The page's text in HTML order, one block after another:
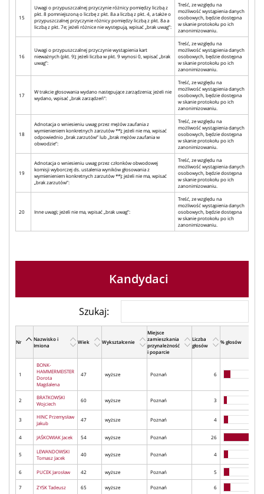
15
Uwagi o przypuszczalnej przyczynie różnicy pomiędzy liczbą z
pkt. 8 pomniejszoną o liczbę z pkt. 8a a liczbą z pkt. 4, a także o
przypuszczalnej przyczynie różnicy pomiędzy liczbą z pkt. 8a a
liczbą z pkt. 7e; jeżeli różnice nie występują, wpisać „brak uwag”:
Treść, ze względu na
możliwość wystąpienia danych
osobowych, będzie dostępna
w skanie protokołu po ich
zanonimizowaniu.
16
Uwagi o przypuszczalnej przyczynie wystąpienia kart
nieważnych (pkt. 9); jeżeli liczba w pkt. 9 wynosi 0, wpisać „brak
uwag”:
Treść, ze względu na
możliwość wystąpienia danych
osobowych, będzie dostępna
w skanie protokołu po ich
zanonimizowaniu.
17
W trakcie głosowania wydano następujące zarządzenia; jeżeli nie
wydano, wpisać „brak zarządzeń”:
Treść, ze względu na
możliwość wystąpienia danych
osobowych, będzie dostępna
w skanie protokołu po ich
zanonimizowaniu.
18
Adnotacja o wniesieniu uwag przez mężów zaufania z
wymienieniem konkretnych zarzutów **); jeżeli nie ma, wpisać
odpowiednio „brak zarzutów” lub „brak mężów zaufania w
obwodzie”:
Treść, ze względu na
możliwość wystąpienia danych
osobowych, będzie dostępna
w skanie protokołu po ich
zanonimizowaniu.
19
Adnotacja o wniesieniu uwag przez członków obwodowej
komisji wyborczej ds. ustalenia wyników głosowania z
wymienieniem konkretnych zarzutów **); jeżeli nie ma, wpisać
„brak zarzutów”:
Treść, ze względu na
możliwość wystąpienia danych
osobowych, będzie dostępna
w skanie protokołu po ich
zanonimizowaniu.
20 Inne uwagi; jeżeli nie ma, wpisać „brak uwag”:
Treść, ze względu na
możliwość wystąpienia danych
osobowych, będzie dostępna
w skanie protokołu po ich
zanonimizowaniu.
Kandydaci
Szukaj:
Nr
Nazwisko i
Imiona
Wiek Wykształcenie
Miejsce
zamieszkania
przynależność
i poparcie
Liczba
głosów
% głosów
1
BONK-
HAMMERMEISTER
Dorota
Magdalena
47 wyższe Poznań 6
2
BRATKOWSKI
Wojciech
60 wyższe Poznań 3
3
HINC Przemysław
Jakub
47 wyższe Poznań 4
4 JAŚKOWIAK Jacek 54 wyższe Poznań 26
5
LEWANDOWSKI
Tomasz Jacek
40 wyższe Poznań 4
6 PUCEK Jarosław 42 wyższe Poznań 5
7 ZYSK Tadeusz 65 wyższe Poznań 6